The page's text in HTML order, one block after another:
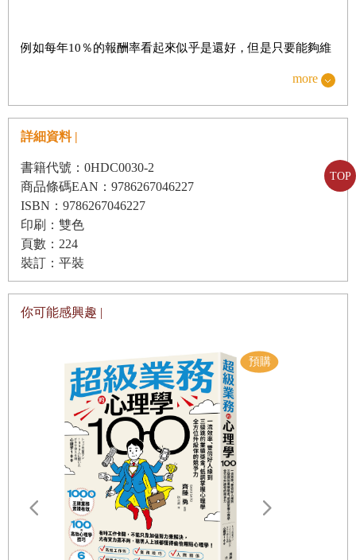
TOP
以殖利率選股有盲點
幫自己設定具體目標
量化預計花費，算出退休時間
制定訂財富自由4 個階段
餵養核心資產，啟動滾雪球計畫
▌拒當韭菜篇
1.你正在「慢性變窮」嗎？
到底什麼是韭菜？
衝動性購買，凡事買買買
不要聽一隻小鳥告訴我
別再把錢丟進垃圾桶
不要無意識浪費金錢
無法分辨想要還是必要
歷史總是驚人的相似
例如每年10％的報酬率看起來似乎是還好，但是只要能夠維
等比級數，最重要的就是「時間」這個參數。大家都知道股
神巴菲特超有錢，卻很少人注意到巴爺爺認真的投資了80
年。
很多人沒有耐心等待數十年，急著要賺大錢買房、買車、財
務自由，但是你知道嗎？投資股票最大的盲點是自己，會被
貪婪、恐慌等情緒所誤導，讓你太過於近視短利，只顧著短
線進出、當沖，反而看不到長遠的投資規劃。2021年上半年
的航運股普遍被視為送分題，買進的都是笑呵呵，但是你知
在賠錢呢？下半年馬上豬羊變色，買進的都賠錢了！
曾經有記者問巴爺爺，說他投資的可口可樂、蘋果電腦……
都是耳熟能詳的股票，為什麼就只有他最有錢？巴爺爺語重
心長的說道「因為大家都不想要慢慢的變有錢」。投資股票
的概念其實很簡單，買進好公司、股利持續買回、長期持
有，最大的重點在於「好股票」。
more
詳細資料 |
書籍代號：0HDC0030-2
商品條碼EAN：9786267046227
ISBN：9786267046227
印刷：雙色
頁數：224
裝訂：平裝
你可能感興趣 |